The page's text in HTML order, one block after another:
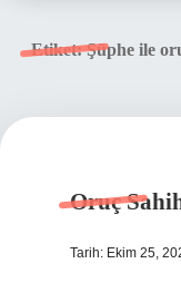
Etiket:Şüphe ile
Oruç
Tarih: Ekim 25,